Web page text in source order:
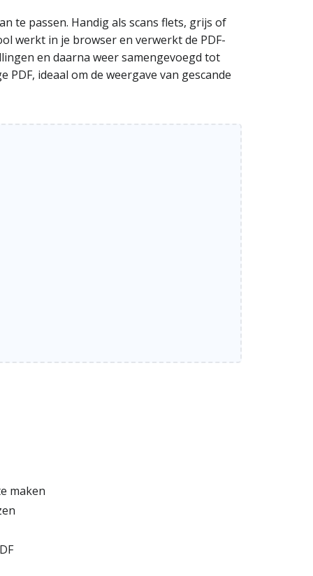
te passen. Handig als scans flets, grijs of
werkt in je browser en verwerkt de PDF-
en daarna weer samengevoegd tot
ideaal om de weergave van gescande
maken